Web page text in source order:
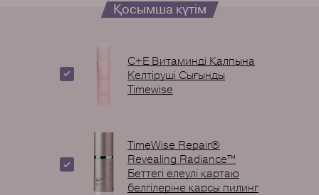
Қосымша күтім
С+Е Витаминді Қалпына
Келтіруші Сығынды
Timewise
TimeWise Repair®
Revealing Radiance™
Беттегі елеулі қартаю
белгілеріне қарсы пилинг